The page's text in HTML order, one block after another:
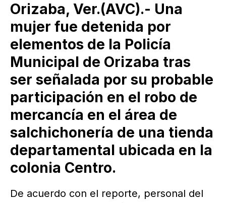
Orizaba, Ver.(AVC).- Una
mujer fue detenida por
elementos de la Policía
Municipal de Orizaba tras
ser señalada por su probable
participación en el robo de
mercancía en el área de
salchichonería de una tienda
departamental ubicada en la
colonia Centro.
De acuerdo con el reporte, personal del